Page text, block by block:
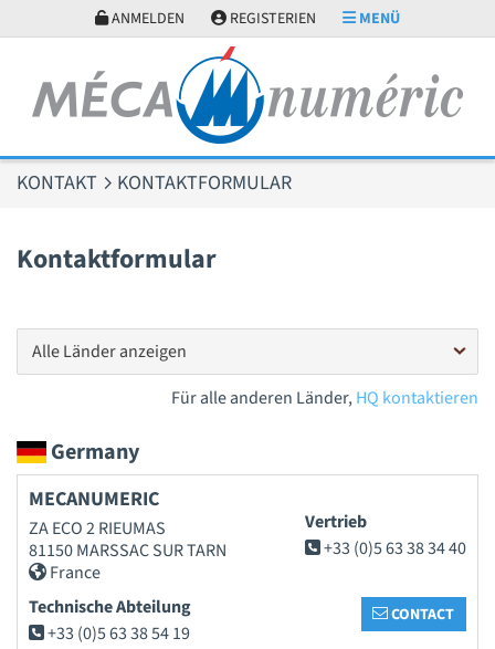
ANMELDEN REGISTERIEN MENÜ
KONTAKT KONTAKTFORMULAR
Kontaktformular
Für alle anderen Länder,HQ kontaktieren
Germany
MECANUMERIC
ZA ECO 2 RIEUMAS
81150 MARSSAC SUR TARN
France
Vertrieb
+33 (0)5 63 38 34 40
Technische Abteilung
+33 (0)5 63 38 54 19
CONTACT
Cookie-Einstellungen